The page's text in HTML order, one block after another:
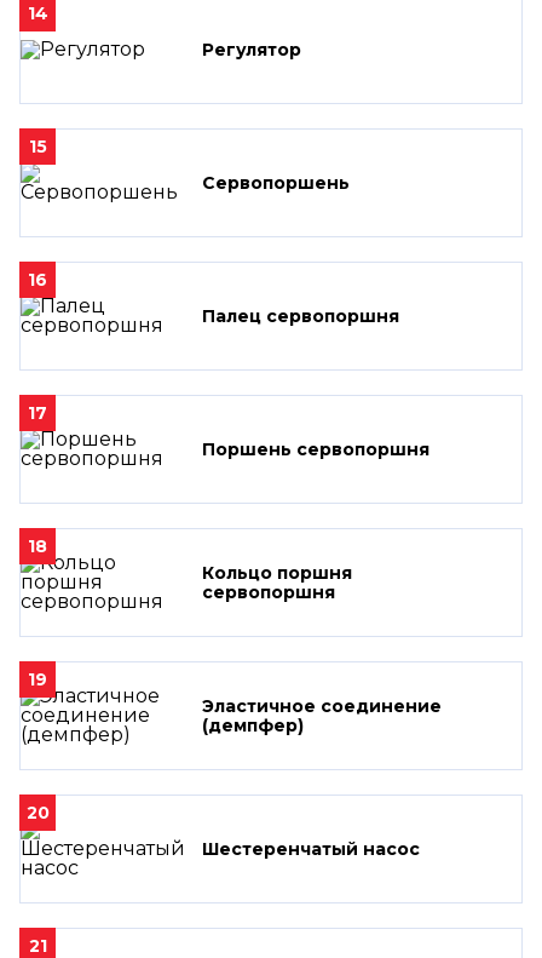
14
Регулятор
15
Сервопоршень
16
Палец сервопоршня
17
Поршень сервопоршня
18
Кольцо поршня
сервопоршня
19
Эластичное соединение
(демпфер)
20
Шестеренчатый насос
21